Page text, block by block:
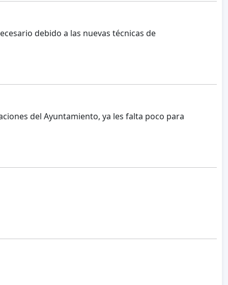
debido a las nuevas técnicas de
del Ayuntamiento, ya les falta poco para